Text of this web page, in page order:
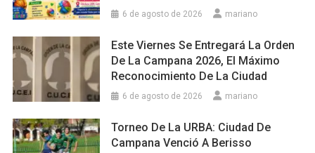
6 de agosto de 2026 mariano
Este Viernes Se Entregará La Orden
De La Campana 2026, El Máximo
Reconocimiento De La Ciudad
6 de agosto de 2026 mariano
Torneo De La URBA: Ciudad De
Campana Venció A Berisso